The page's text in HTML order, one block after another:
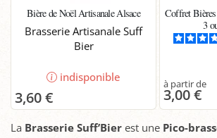
Bière de Noël Artisanale Alsace
Brasserie Artisanale Suff
Bier
indisponible
3,60 €
Coffret
3
3,00 €
La Brasserie Suff’Bier est une Pico-